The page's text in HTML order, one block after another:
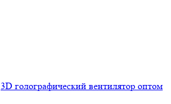
3D голографический вентилятор оптом